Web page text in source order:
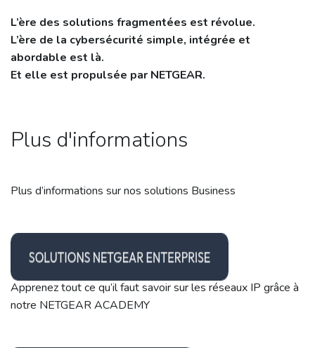
L’ère des solutions fragmentées est révolue.
L’ère de la cybersécurité simple, intégrée et
abordable est là.
Et elle est propulsée par NETGEAR.
Plus d'informations
Plus d’informations sur nos solutions Business
Apprenez tout ce qu’il faut savoir sur les réseaux IP grâce à
notre NETGEAR ACADEMY